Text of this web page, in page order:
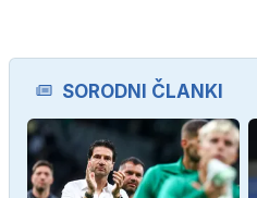
SORODNI ČLANKI